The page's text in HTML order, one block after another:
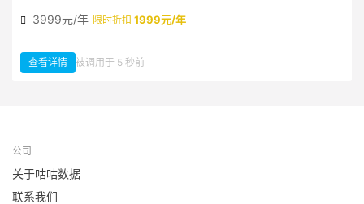
3999元/年 限时折扣 1999元/年
查看详情：A 股个股资金流
被调用于 5 秒前
公司
关于咕咕数据
联系我们